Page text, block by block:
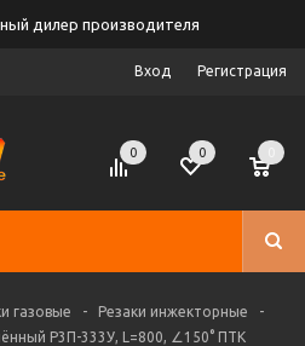
дилер производителя
Вход Регистрация
0 0
газовые - Резаки инжекторные
-
Р3П-333У, L=800, ∠150° ПТК